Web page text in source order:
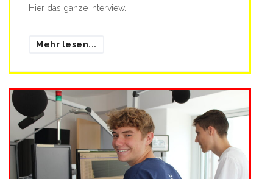
Hier das ganze Interview.
Mehr lesen...